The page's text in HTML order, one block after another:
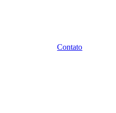
Contato